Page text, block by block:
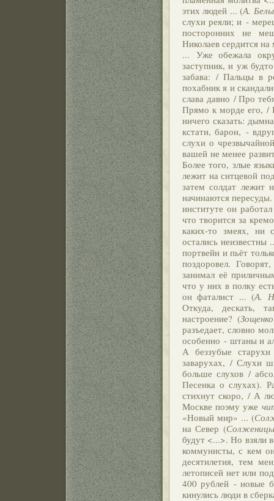
этих людей ... (А.
слухи реяли; и -
посторонних не
Николаев сердится
... Уже обежала
заступник, и уж
забава: / Пальцы в
похабник я и
слава давно / Про
Прямо к морде его, /
ничего сказать:
кстати, барон, -
слухи о
вашей не менее
Более того, злые
лежит на ситцевой
затем солдат лежит
начинаются
институте он
что творится за
каких-то змеях, ни
остались неизвестны
портвейн и пьёт
поздоровел.
занимал её
что у них в полку
он фаталист ... (А.
Откуда, дескать,
настроение? (Зощенко
разъедает, словно
особенно - штаны и
А беззубые
заварухах, / Слухи
больше слухов /
Песенка о слухах).
стихнут скоро, / А
Москве поэму уже
«Новый мир» ... (
на Север (
будут <...>. Но взяли
коммунисты, с кем
десятилетия, тем
летописей нет или
400 рублей - новые
кинулись люди в